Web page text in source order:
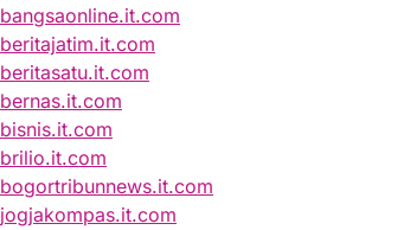
bangsaonline.it.com
beritajatim.it.com
beritasatu.it.com
bernas.it.com
bisnis.it.com
brilio.it.com
bogortribunnews.it.com
jogjakompas.it.com